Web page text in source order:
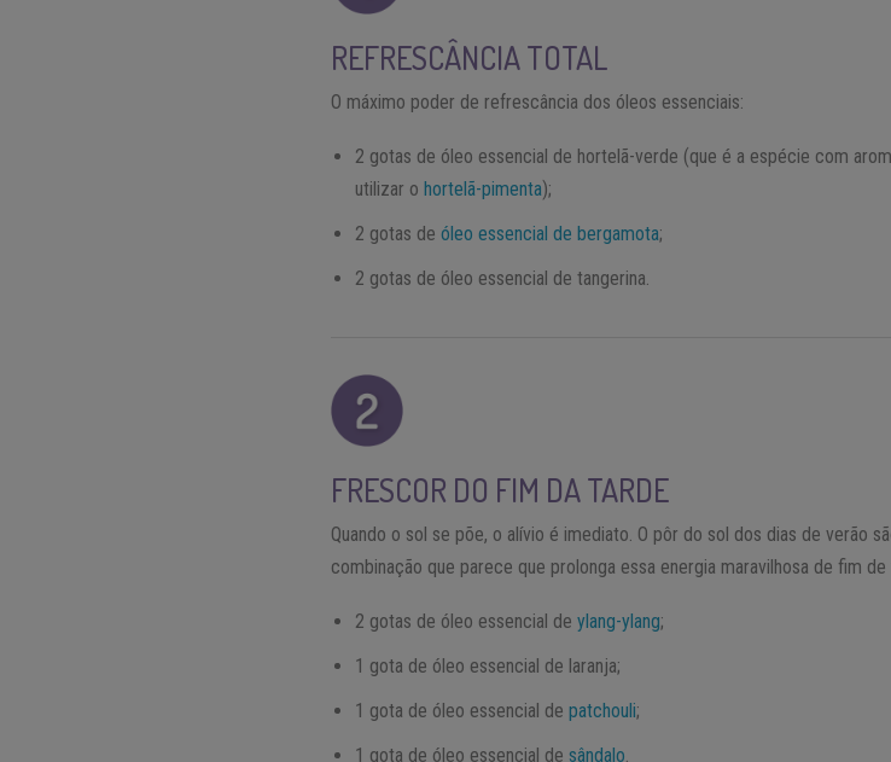
REFRESCÂNCIA TOTAL
O máximo poder de refrescância dos óleos essenciais:
2 gotas de óleo essencial de hortelã-verde (que é a espécie com
utilizar o hortelã-pimenta);
2 gotas deóleo essencial de bergamota;
2 gotas de óleo essencial de tangerina.
FRESCOR DO FIM DA TARDE
Quando o sol se põe, o alívio é imediato. O pôr do sol dos dias de verão
combinação que parece que prolonga essa energia maravilhosa de fim
2 gotas de óleo essencial deylang-ylang;
1 gota de óleo essencial de laranja;
1 gota de óleo essencial depatchouli;
1 gota de óleo essencial desândalo.